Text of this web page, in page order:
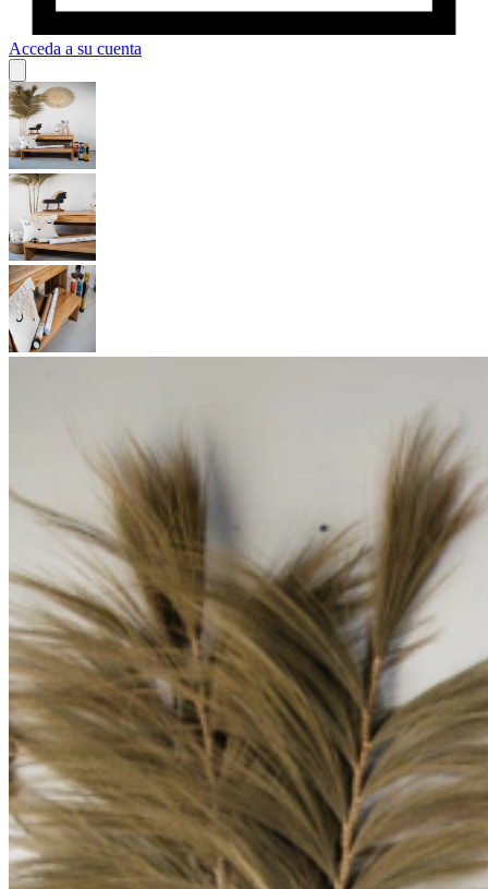
Acceda a su cuenta